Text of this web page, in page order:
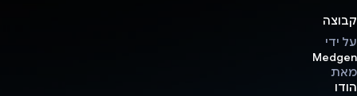
קבוצה
על ידי
Medgen
מאת
הודו